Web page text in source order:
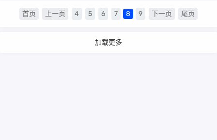
首页 上一页 4 5 6 7 8 9 下一页 尾页
加载更多